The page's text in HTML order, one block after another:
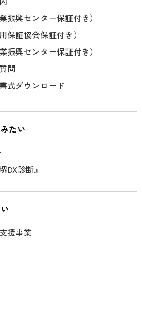
振興センター保証付き）
保証協会保証付き）
振興センター保証付き）
問
式ダウンロード
たい
DX診断』
援事業